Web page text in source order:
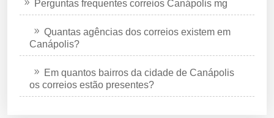
Perguntas frequentes correios Canápolis mg
Quantas agências dos correios existem em
Canápolis?
Em quantos bairros da cidade de Canápolis
os correios estão presentes?